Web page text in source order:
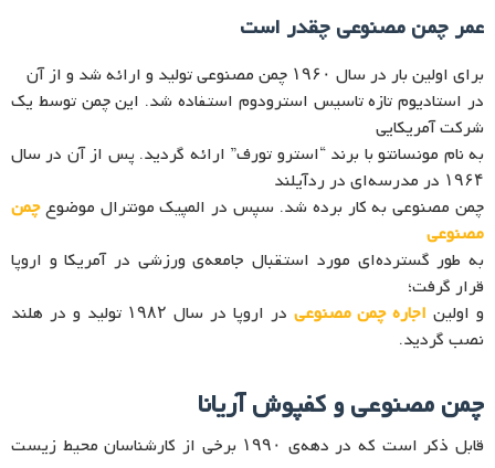
عمر چمن مصنوعی چقدر است
برای اولین بار در سال ۱۹۶۰ چمن مصنوعی تولید و ارائه شد و از آن
در استادیوم تازه تاسیس استرودوم استفاده شد. این چمن توسط یک
شرکت آمریکایی
به نام مونسانتو با برند “استرو تورف” ارائه گردید. پس از آن در سال
۱۹۶۴ در مدرسه‌ای در ردآیلند
چمن مصنوعی به کار برده شد. سپس در المپیک مونترال موضوعچمن
مصنوعی
به طور گسترده‌ای مورد استقبال جامعه‌ی ورزشی در آمریکا و اروپا
قرار گرفت؛
و اولین اجاره چمن مصنوعی
در اروپا در سال ۱۹۸۲ تولید و در هلند
نصب گردید.
چمن مصنوعی و کفپوش آریانا
قابل ذکر است که در دهه‌ی ۱۹۹۰ برخی از کارشناسان محیط زیست